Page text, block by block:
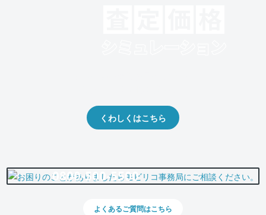
くわしくはこちら
0800-500-5500
よくあるご質問はこちら